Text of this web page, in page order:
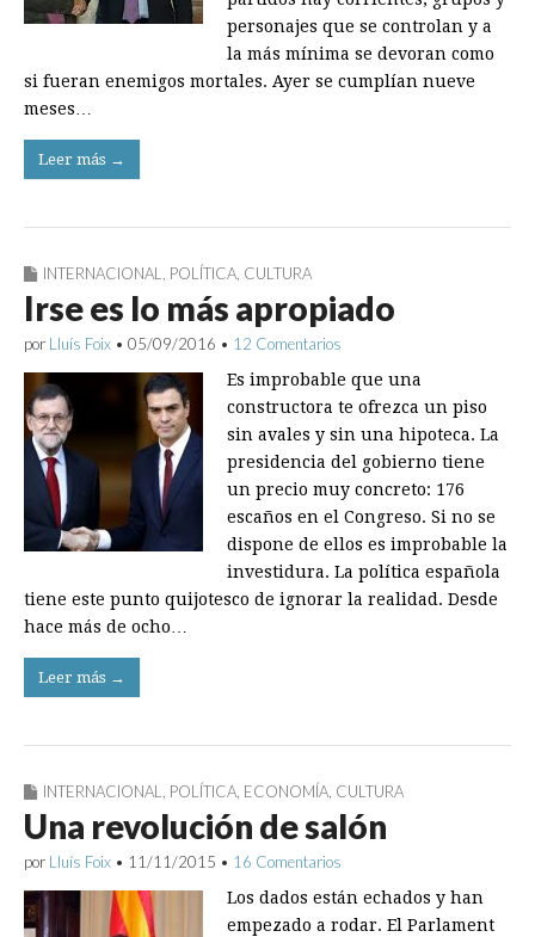
personajes que se controlan y a
la más mínima se devoran como
si fueran enemigos mortales. Ayer se cumplían nueve
meses…
Leer más →
INTERNACIONAL, POLÍTICA, CULTURA
Irse es lo más apropiado
por Lluís Foix • 05/09/2016 • 12 Comentarios
Es improbable que una
constructora te ofrezca un piso
sin avales y sin una hipoteca. La
presidencia del gobierno tiene
un precio muy concreto: 176
escaños en el Congreso. Si no se
dispone de ellos es improbable la
investidura. La política española
tiene este punto quijotesco de ignorar la realidad. Desde
hace más de ocho…
Leer más →
INTERNACIONAL, POLÍTICA, ECONOMÍA, CULTURA
Una revolución de salón
por Lluís Foix • 11/11/2015 • 16 Comentarios
Los dados están echados y han
empezado a rodar. El Parlament